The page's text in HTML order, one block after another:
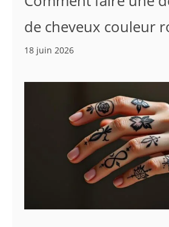
de cheveux couleur
18 juin 2026